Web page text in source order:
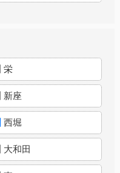
栄
新座
西堀
大和田